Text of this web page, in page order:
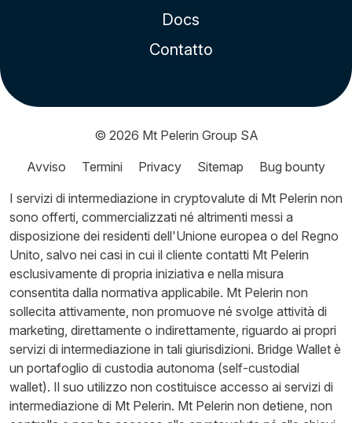
Docs
Contatto
© 2026 Mt Pelerin Group SA
Avviso
Termini Privacy Sitemap
Bug bounty
I servizi di intermediazione in cryptovalute di Mt Pelerin non
sono offerti, commercializzati né altrimenti messi a
disposizione dei residenti dell'Unione europea o del Regno
Unito, salvo nei casi in cui il cliente contatti Mt Pelerin
esclusivamente di propria iniziativa e nella misura
consentita dalla normativa applicabile. Mt Pelerin non
sollecita attivamente, non promuove né svolge attività di
marketing, direttamente o indirettamente, riguardo ai propri
servizi di intermediazione in tali giurisdizioni. Bridge Wallet è
un portafoglio di custodia autonoma (self-custodial
wallet). Il suo utilizzo non costituisce accesso ai servizi di
intermediazione di Mt Pelerin. Mt Pelerin non detiene, non